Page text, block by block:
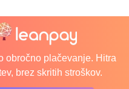
obročno plačevanje. Hitra
brez skritih stroškov.